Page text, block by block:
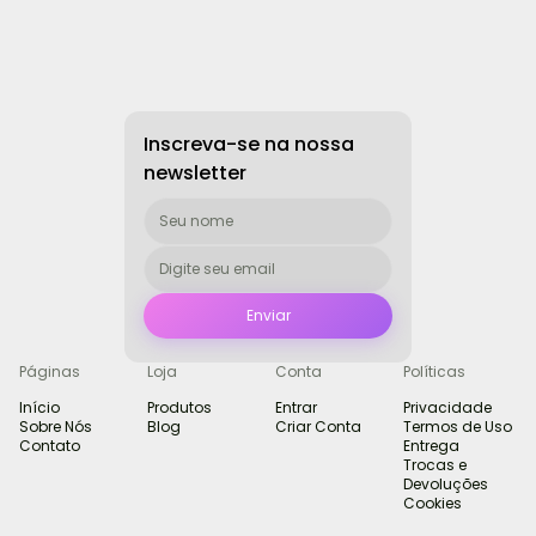
Inscreva-se na nossa
newsletter
Páginas
Início
Sobre Nós
Contato
Loja
Produtos
Blog
Conta
Entrar
Criar Conta
Políticas
Privacidade
Termos de Uso
Entrega
Trocas e
Devoluções
Cookies